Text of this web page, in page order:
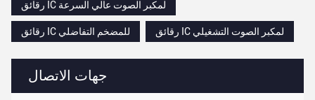
جهات الاتصال
رقائق IC لمكبر الصوت عالي السرعة
رقائق IC للمضخم التفاضلي رقائق IC لمكبر الصوت التشغيلي